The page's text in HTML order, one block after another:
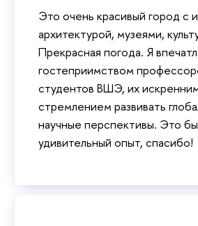
Это очень красивый город с
архитектурой, музеями,
Прекрасная погода. Я
гостеприимством
студентов ВШЭ, их
стремлением развивать
научные перспективы. Это
удивительный опыт, спасибо!